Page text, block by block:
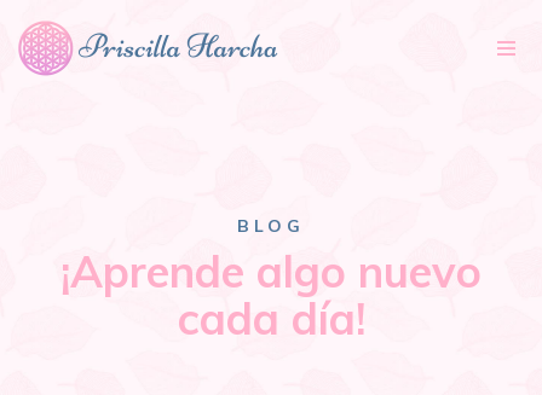
BLOG
¡Aprende algo nuevo
cada día!